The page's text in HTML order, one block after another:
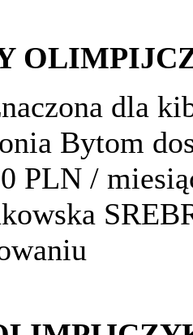
dla
Bytom
PLN /